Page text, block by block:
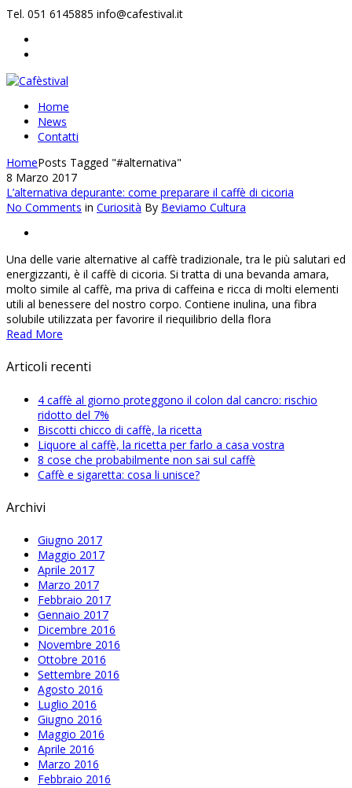
Tel. 051 6145885 info@cafestival.it
Home
News
Contatti
HomePosts Tagged "#alternativa"
8 Marzo 2017
L’alternativa depurante: come preparare il caffè di cicoria
No Comments in Curiosità By Beviamo Cultura
Una delle varie alternative al caffè tradizionale, tra le più salutari ed
energizzanti, è il caffè di cicoria. Si tratta di una bevanda amara,
molto simile al caffè, ma priva di caffeina e ricca di molti elementi
utili al benessere del nostro corpo. Contiene inulina, una fibra
solubile utilizzata per favorire il riequilibrio della flora
Read More
Articoli recenti
4 caffè al giorno proteggono il colon dal cancro: rischio
ridotto del 7%
Biscotti chicco di caffè, la ricetta
Liquore al caffè, la ricetta per farlo a casa vostra
8 cose che probabilmente non sai sul caffè
Caffè e sigaretta: cosa li unisce?
Archivi
Giugno 2017
Maggio 2017
Aprile 2017
Marzo 2017
Febbraio 2017
Gennaio 2017
Dicembre 2016
Novembre 2016
Ottobre 2016
Settembre 2016
Agosto 2016
Luglio 2016
Giugno 2016
Maggio 2016
Aprile 2016
Marzo 2016
Febbraio 2016